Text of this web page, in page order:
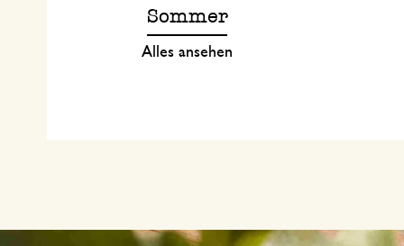
Sommer
Alles ansehen